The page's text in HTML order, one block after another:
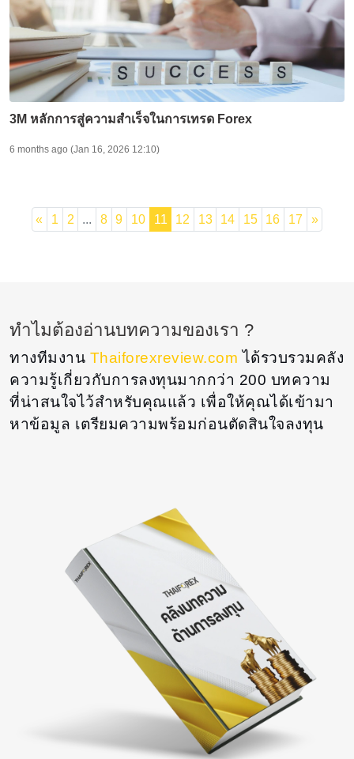
3M หลักการสู่ความสำเร็จในการเทรด Forex
6 months ago (Jan 16, 2026 12:10)
« 1 2 ... 8 9 10 11 12 13 14 15 16 17 »
ทำไมต้องอ่านบทความของเรา ?
ทางทีมงาน Thaiforexreview.com ได้รวบรวมคลัง
ความรู้เกี่ยวกับการลงทุนมากกว่า 200 บทความ
ที่น่าสนใจไว้สำหรับคุณแล้ว เพื่อให้คุณได้เข้ามา
หาข้อมูล เตรียมความพร้อมก่อนตัดสินใจลงทุน